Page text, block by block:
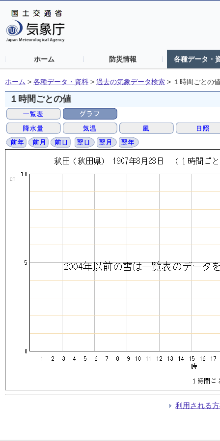
ホーム 防災情報 各種データ・
ホーム > 各種データ・資料 > 過去の気象データ検索 > １時間ごとの
１時間ごとの値
利用される